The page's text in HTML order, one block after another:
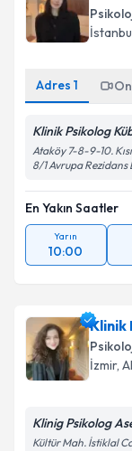
Adres 1
Klinik Psikolog
Ataköy 7-8-9-10.
8/1 Avrupa Rezidans
En Yakın Saatler
Yarın
10:00
Klinik
İzmir,
Klinig Psikolog
Kültür Mah. İstiklal